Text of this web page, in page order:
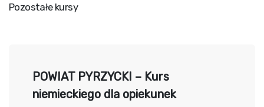
Pozostałe kursy
POWIAT PYRZYCKI – Kurs
niemieckiego dla opiekunek